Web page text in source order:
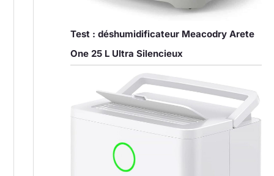
Test : déshumidificateur Meacodry Arete
One 25 L Ultra Silencieux